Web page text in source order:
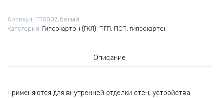
Артикул: ГП0007, белый
Категория: Гипсокартон (ГКЛ), ПГП; ПСП; гипсокартон
Описание
Применяются для внутренней отделки стен, устройства